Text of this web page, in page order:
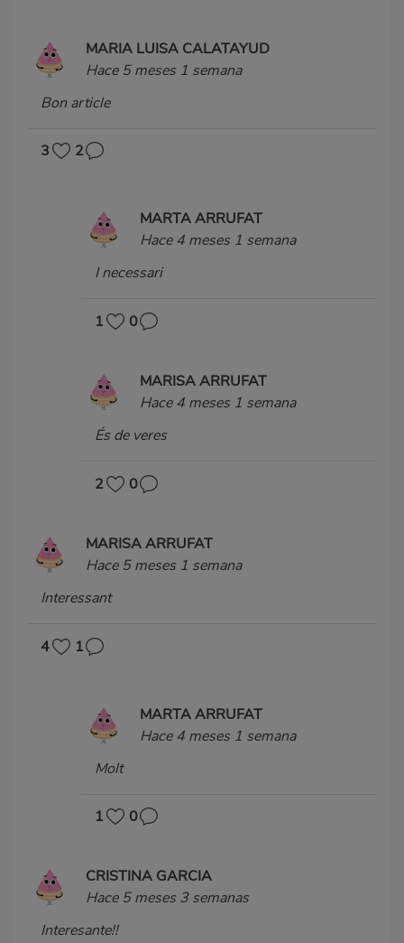
MARIA LUISA CALATAYUD
Hace 5 meses 1 semana
Bon article
3 2
MARTA ARRUFAT
Hace 4 meses 1 semana
I necessari
1 0
MARISA ARRUFAT
Hace 4 meses 1 semana
És de veres
2 0
MARISA ARRUFAT
Hace 5 meses 1 semana
Interessant
4 1
MARTA ARRUFAT
Hace 4 meses 1 semana
Molt
1 0
CRISTINA GARCIA
Hace 5 meses 3 semanas
Interesante!!